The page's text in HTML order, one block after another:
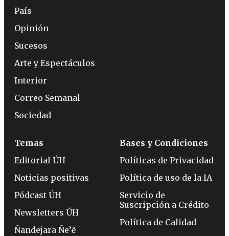
País
Opinión
Sucesos
Arte y Espectáculos
Interior
Correo Semanal
Sociedad
Temas
Editorial ÚH
Noticias positivas
Pódcast ÚH
Newsletters ÚH
Ñandejara Ñe’ẽ
Bases y Condiciones
Políticas de Privacidad
Política de uso de la IA
Servicio de
Suscripción a Crédito
Política de Calidad